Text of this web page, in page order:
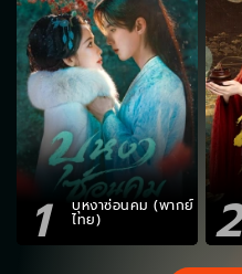
1 บุหงาซ่อนคม (พากย์
ไทย) 2